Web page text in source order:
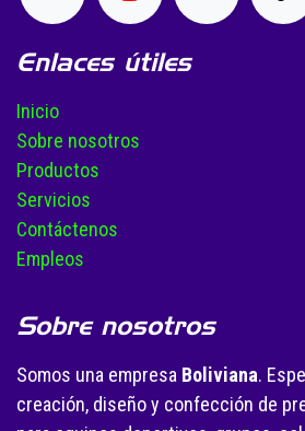
Enlaces útiles
Inicio
Sobre nosotros
Productos
Servicios
Contáctenos
Empleos
Sobre nosotros
Somos una empresa Boliviana.
creación, diseño y confección de